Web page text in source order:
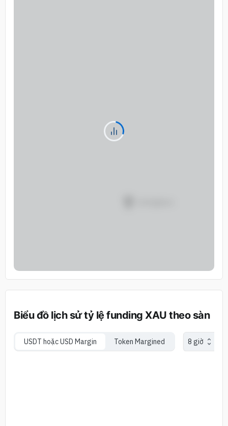
Biểu đồ lịch sử tỷ lệ funding XAU theo sàn
USDT hoặc USD Margin Token Margined 8 giờ